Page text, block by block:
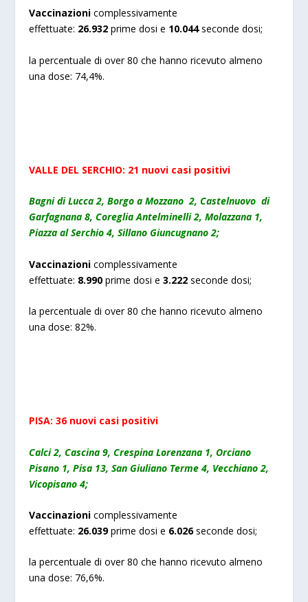
Vaccinazioni complessivamente
effettuate: 26.932 prime dosi e 10.044 seconde dosi;
la percentuale di over 80 che hanno ricevuto almeno
una dose: 74,4%.
VALLE DEL SERCHIO: 21 nuovi casi positivi
Bagni di Lucca 2, Borgo a Mozzano 2, Castelnuovo di
Garfagnana 8, Coreglia Antelminelli 2, Molazzana 1,
Piazza al Serchio 4, Sillano Giuncugnano 2;
Vaccinazioni complessivamente
effettuate: 8.990 prime dosi e3.222 seconde dosi;
la percentuale di over 80 che hanno ricevuto almeno
una dose: 82%.
PISA: 36 nuovi casi positivi
Calci 2, Cascina 9, Crespina Lorenzana 1, Orciano
Pisano 1, Pisa 13, San Giuliano Terme 4, Vecchiano 2,
Vicopisano 4;
Vaccinazioni complessivamente
effettuate: 26.039 prime dosi e 6.026 seconde dosi;
la percentuale di over 80 che hanno ricevuto almeno
una dose: 76,6%.